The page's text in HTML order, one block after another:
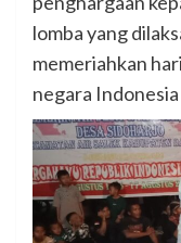
lomba yang
memeriahkan
negara